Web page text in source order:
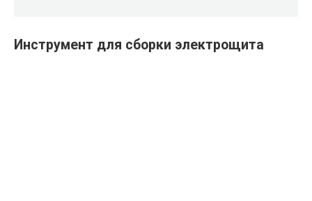
Инструмент для сборки электрощита